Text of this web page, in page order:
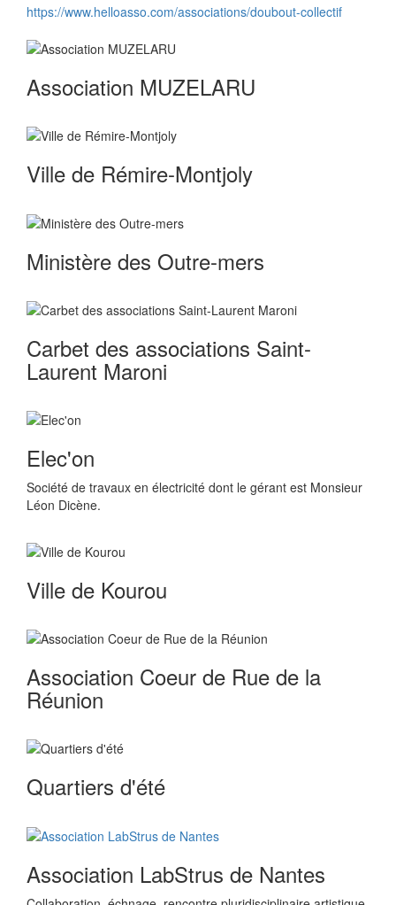
https://www.helloasso.com/associations/doubout-collectif
Association MUZELARU
Ville de Rémire-Montjoly
Ministère des Outre-mers
Carbet des associations Saint-
Laurent Maroni
Elec'on
Société de travaux en électricité dont le gérant est Monsieur
Léon Dicène.
Ville de Kourou
Association Coeur de Rue de la
Réunion
Quartiers d'été
Association LabStrus de Nantes